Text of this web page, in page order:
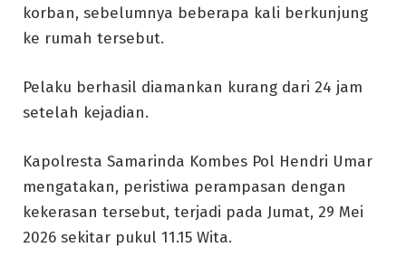
korban, sebelumnya beberapa kali berkunjung
ke rumah tersebut.
Pelaku berhasil diamankan kurang dari 24 jam
setelah kejadian.
Kapolresta Samarinda Kombes Pol Hendri Umar
mengatakan, peristiwa perampasan dengan
kekerasan tersebut, terjadi pada Jumat, 29 Mei
2026 sekitar pukul 11.15 Wita.